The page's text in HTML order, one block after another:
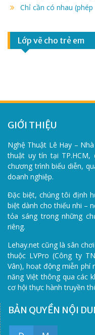
Chỉ cần có nhau
Lớp vẽ cho trẻ em
GIỚI THIỆU
Nghệ Thuật Lê Hay –
thuật uy tín tại TP.HCM,
chương trình biểu diễn,
doanh nghiệp.
Đặc biệt, chúng tôi định
biệt dành cho thiếu nhi –
tỏa sáng trong những
riêng.
Lehay.net cũng là sân
thuộc LVPro (Công ty
Vân), hoạt động miễn phí
năng Việt thông qua các
cơ hội thực hành truyền
BẢN QUYỀN NỘI